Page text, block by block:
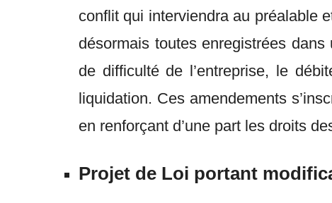
conflit qui interviendra au préalable
désormais toutes enregistrées
de difficulté de l’entreprise, le
liquidation. Ces amendements
en renforçant d’une part les droits
Projet de Loi portant